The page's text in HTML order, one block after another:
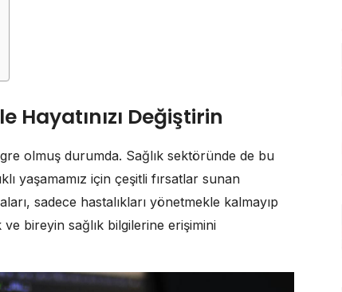
Hayatınızı Değiştirin
olmuş durumda. Sağlık sektöründe de bu
yaşamamız için çeşitli fırsatlar sunan
sadece hastalıkları yönetmekle kalmayıp
ve bireyin sağlık bilgilerine erişimini